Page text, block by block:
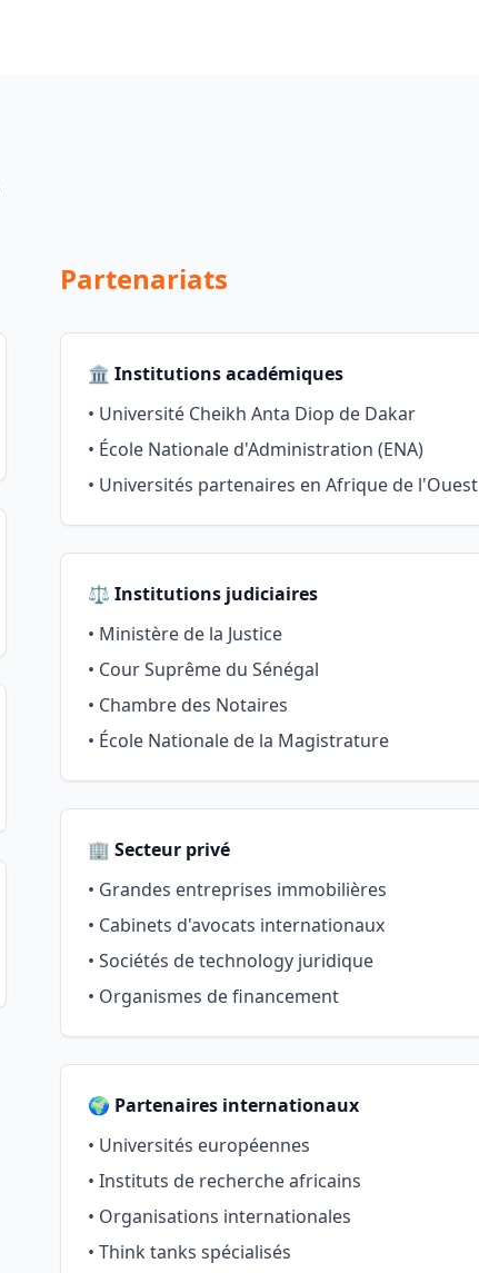
Partenariats
🏛️ Institutions académiques
• Université Cheikh Anta Diop de Dakar
• École Nationale d'Administration (ENA)
• Universités partenaires en Afrique de l'Ouest
⚖️ Institutions judiciaires
• Ministère de la Justice
• Cour Suprême du Sénégal
• Chambre des Notaires
• École Nationale de la Magistrature
🏢 Secteur privé
• Grandes entreprises immobilières
• Cabinets d'avocats internationaux
• Sociétés de technology juridique
• Organismes de financement
🌍 Partenaires internationaux
• Universités européennes
• Instituts de recherche africains
• Organisations internationales
• Think tanks spécialisés